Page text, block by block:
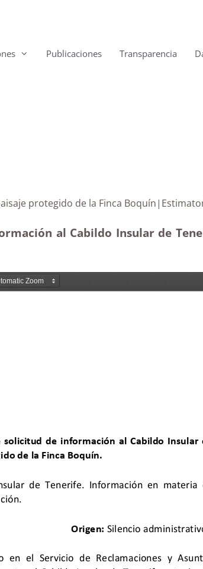
Publicaciones Transparencia
paisaje protegido de la Finca
al Cabildo Insular de